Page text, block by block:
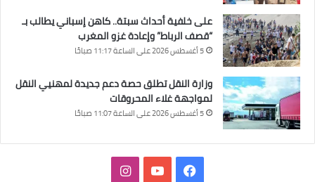
على خلفية أحداث سبتة.. كاهن إسباني يطالب بـ
“قصف الرباط” وإعادة غزو المغرب
5 أغسطس 2026 على الساعة 11:17 صباحًا
وزارة النقل تطلق حصة دعم جديدة لمهنيي النقل
لمواجهة غلاء المحروقات
5 أغسطس 2026 على الساعة 11:07 صباحًا
فيسبوك‫YouTubeانستقرام